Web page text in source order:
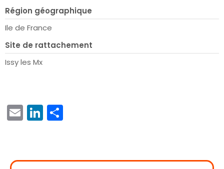
Région géographique
Ile de France
Site de rattachement
Issy les Mx
EMAIL LINKEDIN